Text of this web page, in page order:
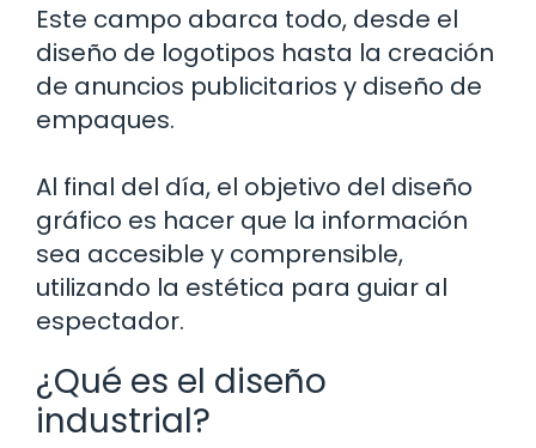
Este campo abarca todo, desde el
diseño de logotipos hasta la creación
de anuncios publicitarios y diseño de
empaques.
Al final del día, el objetivo del diseño
gráfico es hacer que la información
sea accesible y comprensible,
utilizando la estética para guiar al
espectador.
¿Qué es el diseño
industrial?